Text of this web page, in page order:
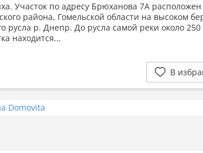
Участок по адресу Брюханова 7А расположен
района, Гомельской области на высоком
русла р. Днепр. До русла самой реки около 250
находится...
В
Domovita